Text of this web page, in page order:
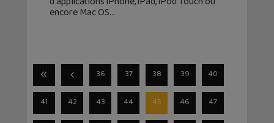
encore Mac OS
36 37 38 39 40
41 42 43 44 45 46 47